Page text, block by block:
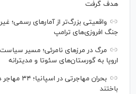
هدف گرفت
واقعیتی بزرگ‌تر از آمار‌های رسمی؛
جنگ افروزی‌های ترامپ
مرگ در مرز‌های نامرئی؛ مسیر
اروپا به گورستان‌های سئوتا و مدیترانه
بحران
باختند